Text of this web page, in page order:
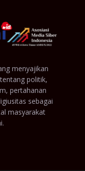
menyajikan
politik,
pertahanan
sebagai
masyarakat